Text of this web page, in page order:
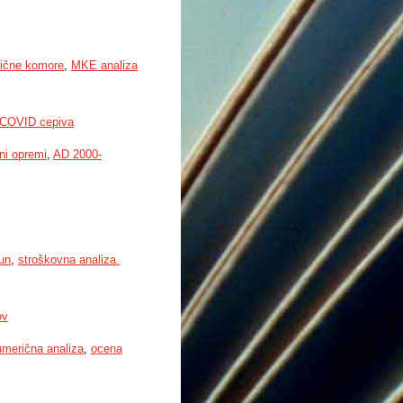
komore, MKE analiza
cepiva
opremi, AD 2000-
, stroškovna analiza.
analiza, ocena